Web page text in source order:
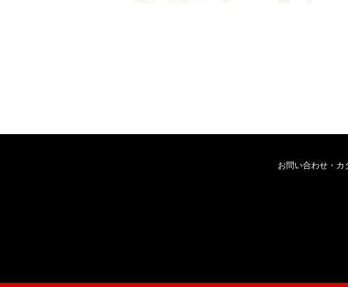
お問い合わせ・カ